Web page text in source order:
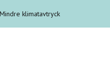
klimatavtryck